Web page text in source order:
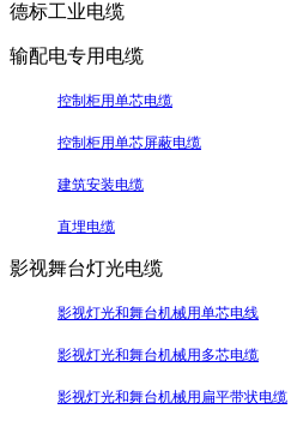
德标工业电缆
输配电专用电缆
控制柜用单芯电缆
控制柜用单芯屏蔽电缆
建筑安装电缆
直埋电缆
影视舞台灯光电缆
影视灯光和舞台机械用单芯电线
影视灯光和舞台机械用多芯电缆
影视灯光和舞台机械用扁平带状电缆